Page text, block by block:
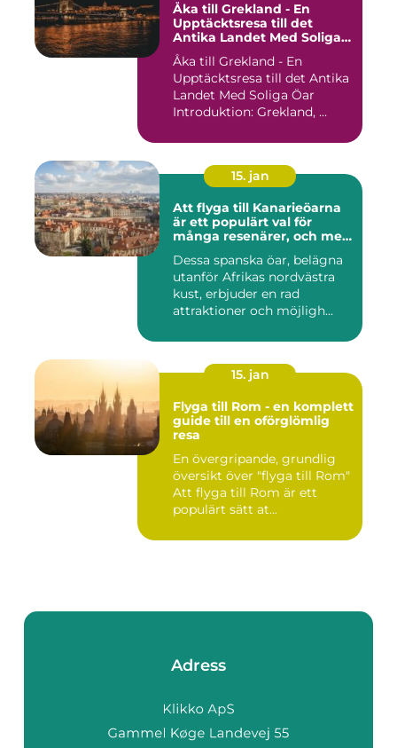
Åka till Grekland - En
Upptäcktsresa till det
Antika Landet Med Soliga
Öar
Åka till Grekland - En
Upptäcktsresa till det Antika
Landet Med Soliga Öar
Introduktion: Grekland, ...
15. jan
Att flyga till Kanarieöarna
är ett populärt val för
många resenärer, och med
Dessa spanska öar, belägna
utanför Afrikas nordvästra
kust, erbjuder en rad
attraktioner och möjligh...
15. jan
Flyga till Rom - en komplett
guide till en oförglömlig
resa
En övergripande, grundlig
översikt över "flyga till Rom"
Att flyga till Rom är ett
populärt sätt at...
Adress